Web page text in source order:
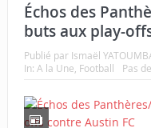
Échos des
buts aux play-
Publié par Ismaël
In: A la Une Football Pas